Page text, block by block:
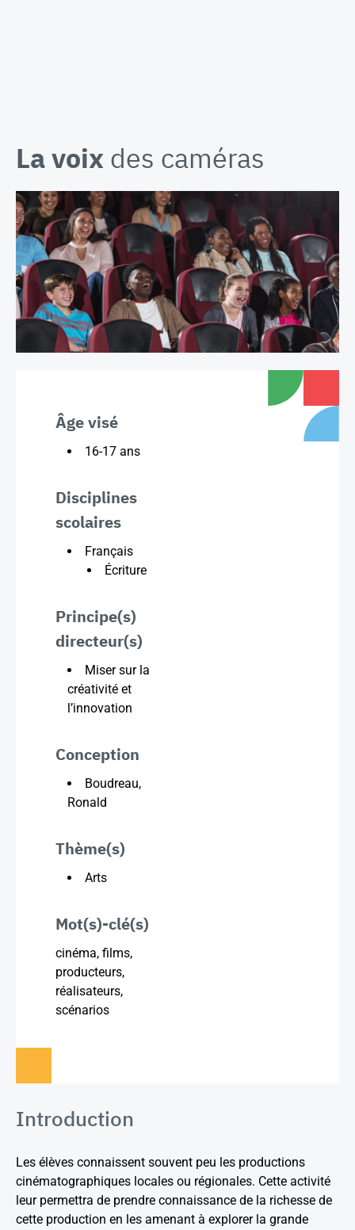
La voix des caméras
Âge visé
16-17 ans
Disciplines
scolaires
Français
Écriture
Principe(s)
directeur(s)
Miser sur la
créativité et
l’innovation
Conception
Boudreau,
Ronald
Thème(s)
Arts
Mot(s)-clé(s)
cinéma, films,
producteurs,
réalisateurs,
scénarios
Introduction
Les élèves connaissent souvent peu les productions
cinématographiques locales ou régionales. Cette activité
leur permettra de prendre connaissance de la richesse de
cette production en les amenant à explorer la grande